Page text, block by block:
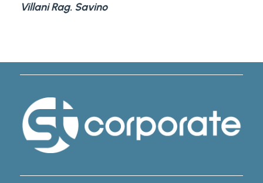
Villani Rag. Savino